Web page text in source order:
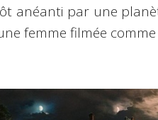
anéanti par une
femme filmée